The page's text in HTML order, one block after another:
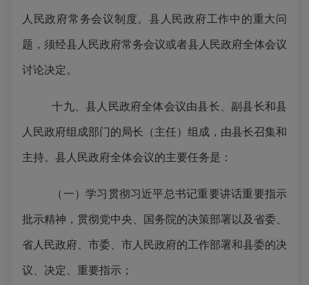
人民政府常务会议制度。县人民政府工作中的重大问
题，须经县人民政府常务会议或者县人民政府全体会议
讨论决定。
十九、县人民政府全体会议由县长、副县长和县
人民政府组成部门的局长（主任）组成，由县长召集和
主持。县人民政府全体会议的主要任务是：
（一）学习贯彻习近平总书记重要讲话重要指示
批示精神，贯彻党中央、国务院的决策部署以及省委、
省人民政府、市委、市人民政府的工作部署和县委的决
议、决定、重要指示；